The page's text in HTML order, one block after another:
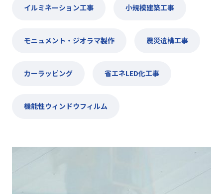
イルミネーション工事 小規模建築工事
モニュメント・ジオラマ製作 震災遺構工事
カーラッピング 省エネLED化工事
機能性ウィンドウフィルム